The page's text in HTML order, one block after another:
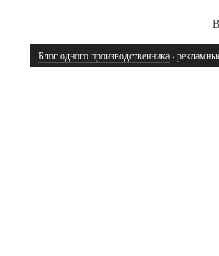
Блог одного производственника ·